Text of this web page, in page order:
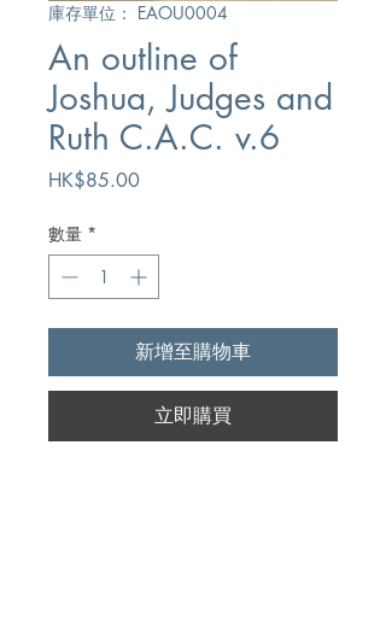
庫存單位： EAOU0004
An outline of
Joshua, Judges and
Ruth C.A.C. v.6
HK$85.00價
數量 *
新增至購物車
立即購買